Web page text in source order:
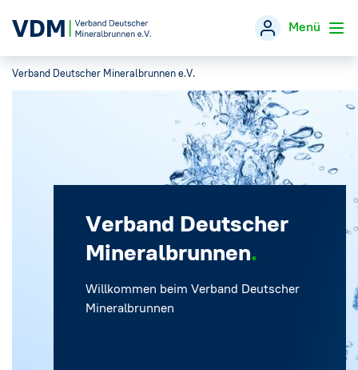
Menü
Verband
→
Öffentlichkeitsarbeit →
Veranstaltungen
Mineralwasser-Fakten
Verband Deutscher Mineralbrunnen e.V.
Verband Deutscher
Mineralbrunnen
Willkommen beim Verband Deutscher
Mineralbrunnen